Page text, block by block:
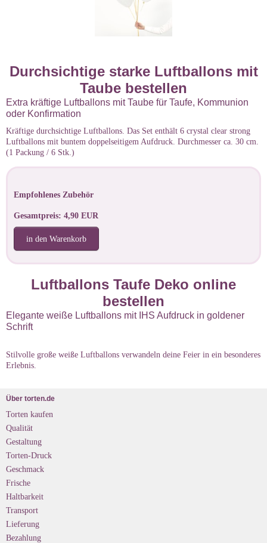
Durchsichtige starke Luftballons mit
Taube bestellen
Extra kräftige Luftballons mit Taube für Taufe, Kommunion
oder Konfirmation
Kräftige durchsichtige Luftballons. Das Set enthält 6 crystal clear strong
Luftballons mit buntem doppelseitigem Aufdruck. Durchmesser ca. 30 cm.
(1 Packung / 6 Stk.)
Empfohlenes Zubehör
Gesamtpreis: 4,90 EUR
in den Warenkorb
Luftballons Taufe Deko online
bestellen
Elegante weiße Luftballons mit IHS Aufdruck in goldener
Schrift
Stilvolle große weiße Luftballons verwandeln deine Feier in ein besonderes
Erlebnis.
Über torten.de
Torten kaufen
Qualität
Gestaltung
Torten-Druck
Geschmack
Frische
Haltbarkeit
Transport
Lieferung
Bezahlung